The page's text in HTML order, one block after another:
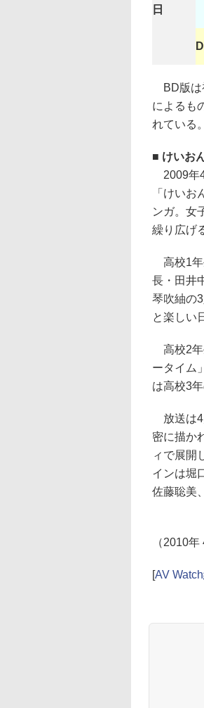
日
BD版は
によるも
れている
■ けいお
2009年4
「けい
ンガ。女
繰り広げ
高校1年
長・田井
琴吹紬の
と楽しい
高校2年
ータイム
は高校3
放送は4
密に描か
ィで展開
インは堀
佐藤聡美
（2010年
[AV